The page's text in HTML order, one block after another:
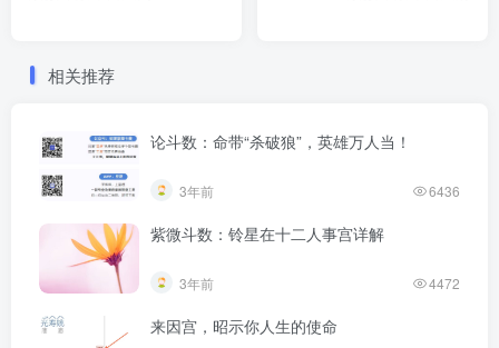
相关推荐
论斗数：命带“杀破狼”，英雄万人当！
3年前 6436
紫微斗数：铃星在十二人事宫详解
3年前 4472
来因宫，昭示你人生的使命